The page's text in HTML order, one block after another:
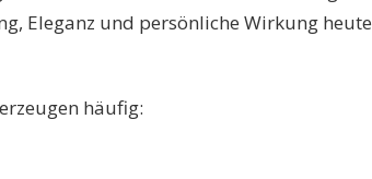
Eleganz und persönliche Wirkung heute
häufig: